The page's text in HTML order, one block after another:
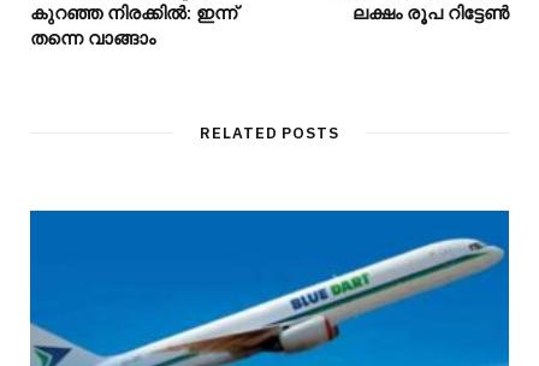
കുറഞ്ഞ നിരക്കിൽ: ഇന്ന്
തന്നെ വാങ്ങാം
ലക്ഷം രൂപ റിട്ടേൺ
RELATED POSTS